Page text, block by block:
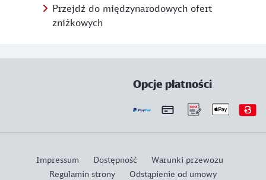
Przejdź do międzynarodowych ofert
zniżkowych
Opcje płatności
Impressum Dostępność
Warunki przewozu
Regulamin strony
Odstąpienie od umowy